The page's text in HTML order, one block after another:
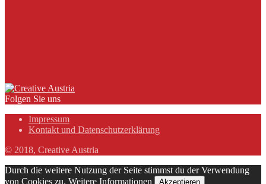
Folgen Sie uns
Impressum
Kontakt und Datenschutzerklärung
© 2018, Creative Austria
Durch die weitere Nutzung der Seite stimmst du der Verwendung
von Cookies zu. Weitere Informationen Akzeptieren